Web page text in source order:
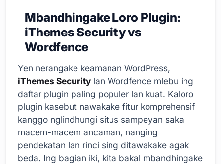
Mbandhingake Loro Plugin:
iThemes Security vs
Wordfence
Yen nerangake keamanan WordPress,
iThemes Security lan Wordfence mlebu ing
daftar plugin paling populer lan kuat. Kaloro
plugin kasebut nawakake fitur komprehensif
kanggo nglindhungi situs sampeyan saka
macem-macem ancaman, nanging
pendekatan lan rinci sing ditawakake agak
beda. Ing bagian iki, kita bakal mbandhingake